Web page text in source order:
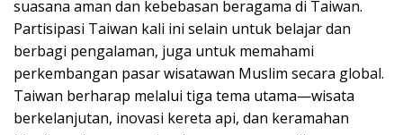
suasana aman dan kebebasan beragama di Taiwan.
Partisipasi Taiwan kali ini selain untuk belajar dan
berbagi pengalaman, juga untuk memahami
perkembangan pasar wisatawan Muslim secara global.
Taiwan berharap melalui tiga tema utama—wisata
berkelanjutan, inovasi kereta api, dan keramahan